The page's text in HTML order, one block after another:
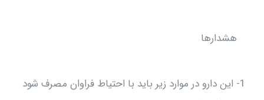
هشدارها
1- این دارو در موارد زیر باید با احتیاط فراوان مصرف شود